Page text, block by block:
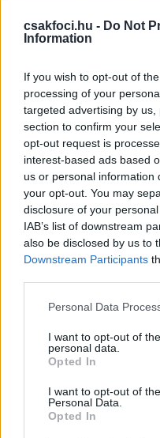
csakfoci.hu - Do Not
Information
If you wish to opt-out of
processing of your
targeted advertising by
section to confirm your
opt-out request is
interest-based ads based
us or personal information
your opt-out. You may
disclosure of your
IAB’s list of downstream
also be disclosed by us to
Downstream Participants
Please note that this
not limited to your visit or
grant or deny consent to
use your data for below
consent section.
Personal Data
I want to opt-out of
personal data.
Opted In
I want to opt-out of
Personal Data.
Opted In
A halál oka nagy
Így természetesen
2014 között a
A védő Milan-nevelés
alkalommal lépett
Astorinak két hete
focirajongó gyászolja.
Frissítés: Az Olasz
döntött, hogy
mérkőzést
Olvastad már?